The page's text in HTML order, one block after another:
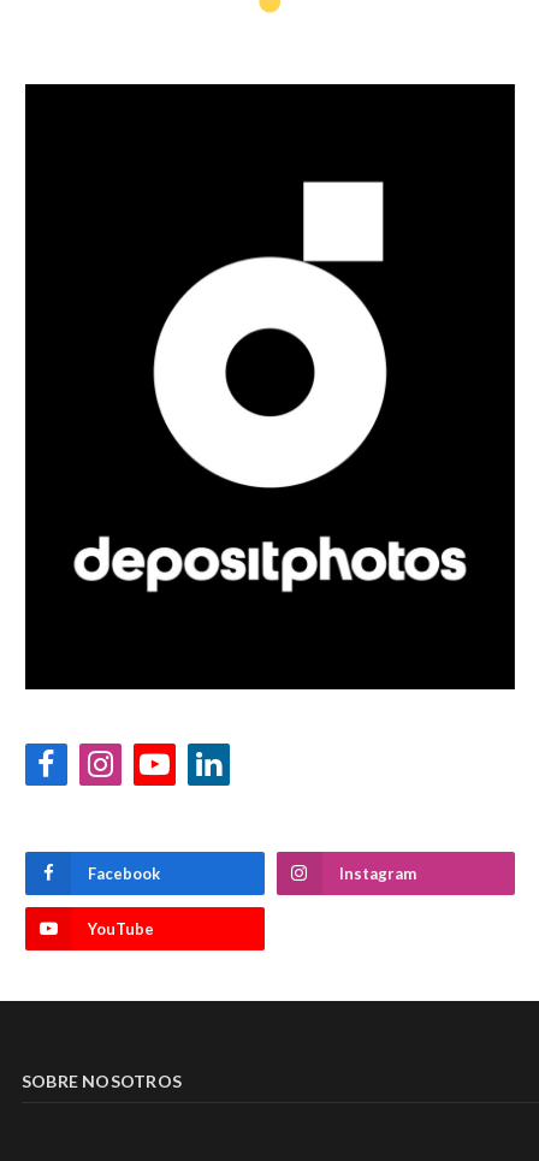
FacebookInstagramYouTubeLinkedIn
Facebook Instagram
YouTube
SOBRE NOSOTROS